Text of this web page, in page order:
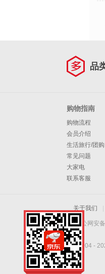
品
购物指南
购物流程
会员介绍
生活旅行/团购
常见问题
大家电
联系客服
关于我们
京公网安
Copyright © 2004 -
探索水下世界！
约肯水下无人机